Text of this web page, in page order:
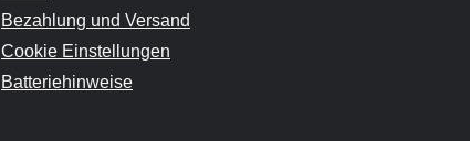
Bezahlung und Versand
Cookie Einstellungen
Batteriehinweise